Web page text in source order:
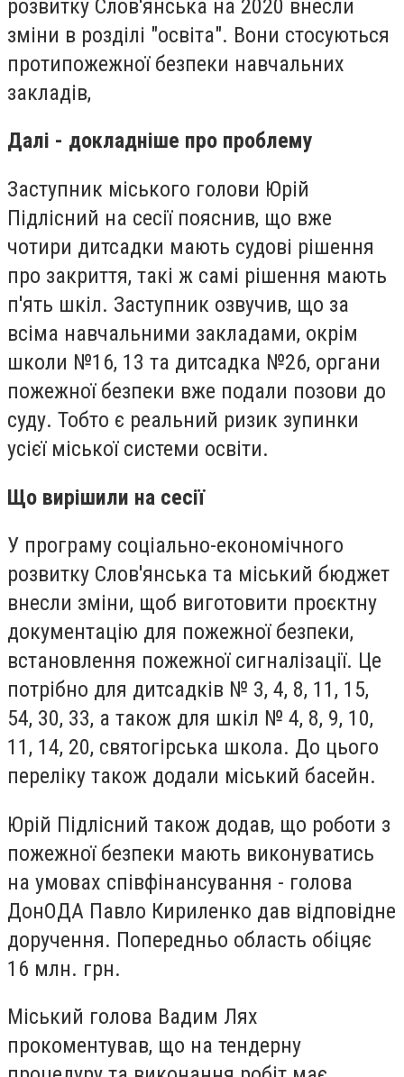
розвитку Слов'янська на 2020 внесли
зміни в розділі "освіта". Вони стосуються
протипожежної безпеки навчальних
закладів,
Далі - докладніше про проблему
Заступник міського голови Юрій
Підлісний на сесії пояснив, що вже
чотири дитсадки мають судові рішення
про закриття, такі ж самі рішення мають
п'ять шкіл. Заступник озвучив, що за
всіма навчальними закладами, окрім
школи №16, 13 та дитсадка №26, органи
пожежної безпеки вже подали позови до
суду. Тобто є реальний ризик зупинки
усієї міської системи освіти.
Що вирішили на сесії
У програму соціально-економічного
розвитку Слов'янська та міський бюджет
внесли зміни, щоб виготовити проєктну
документацію для пожежної безпеки,
встановлення пожежної сигналізації. Це
потрібно для дитсадків № 3, 4, 8, 11, 15,
54, 30, 33, а також для шкіл № 4, 8, 9, 10,
11, 14, 20, святогірська школа. До цього
переліку також додали міський басейн.
Юрій Підлісний також додав, що роботи з
пожежної безпеки мають виконуватись
на умовах співфінансування - голова
ДонОДА Павло Кириленко дав відповідне
доручення. Попередньо область обіцяє
16 млн. грн.
Міський голова Вадим Лях
прокоментував, що на тендерну